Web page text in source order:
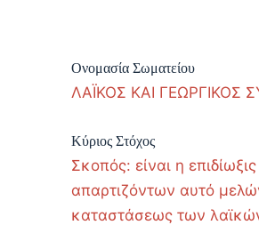
Ονομασία Σωματείου
ΛΑΪΚΟΣ ΚΑΙ
Κύριος Στόχος
Σκοπός: είναι η
απαρτιζόντων αυτό
καταστάσεως των